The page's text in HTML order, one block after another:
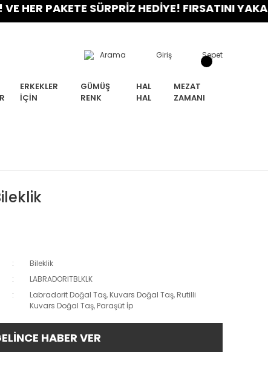
PAKETE SÜRPRİZ HEDİYE! FIRSATINI YAKALA!
Arama Giriş Sepet
ERKEKLER
İÇIN
GÜMÜŞ
RENK
HAL
HAL
MEZAT
ZAMANI
Bileklik
LABRADORITBLKLK
Labradorit Doğal Taş, Kuvars Doğal Taş, Rutilli
Kuvars Doğal Taş, Paraşüt İp
HABER VER